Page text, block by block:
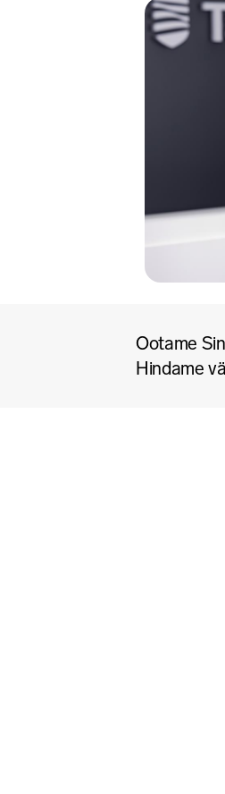
Ootame
Hindame